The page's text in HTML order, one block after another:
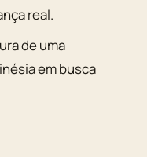
real.
de uma
em busca